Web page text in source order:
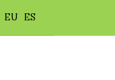
EU ES